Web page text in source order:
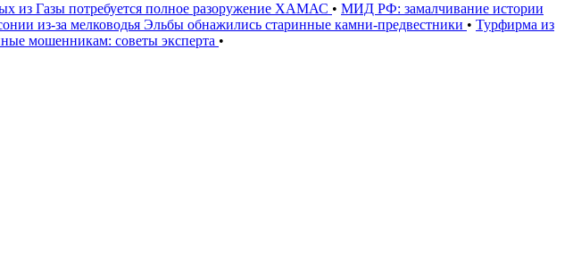
из Газы потребуется полное разоружение ХАМАС • МИД РФ: замалчивание истории
из-за мелководья Эльбы обнажились старинные камни-предвестники • Турфирма из
мошенникам: советы эксперта •